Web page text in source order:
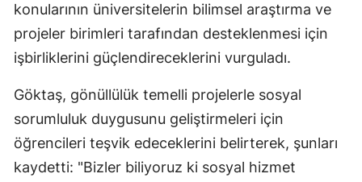
konularının üniversitelerin bilimsel araştırma ve
projeler birimleri tarafından desteklenmesi için
işbirliklerini güçlendireceklerini vurguladı.
Göktaş, gönüllülük temelli projelerle sosyal
sorumluluk duygusunu geliştirmeleri için
öğrencileri teşvik edeceklerini belirterek, şunları
kaydetti: "Bizler biliyoruz ki sosyal hizmet